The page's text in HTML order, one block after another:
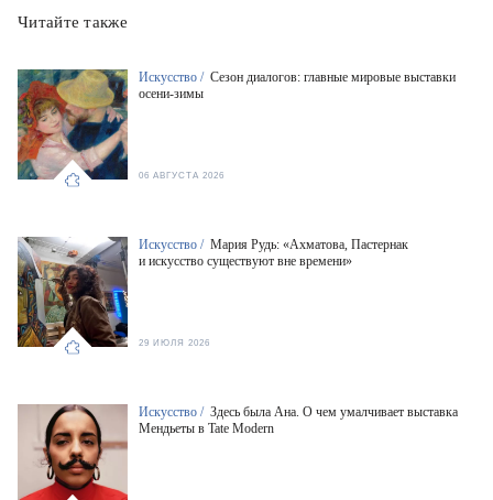
Читайте также
Искусство / Сезон диалогов: главные мировые выставки
осени-зимы
06 АВГУСТА 2026
Искусство / Мария Рудь: «Ахматова, Пастернак
и искусство существуют вне времени»
29 ИЮЛЯ 2026
Искусство / Здесь была Ана. О чем умалчивает выставка
Мендьеты в Tate Modern